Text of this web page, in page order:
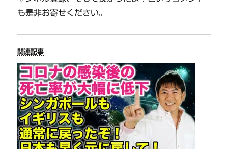
も是非お寄せください。
関連記事